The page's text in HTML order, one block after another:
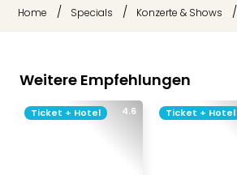
Home / Specials / Konzerte & Shows /
Weitere Empfehlungen
4.6
Ticket + Hotel Ticket + Hotel